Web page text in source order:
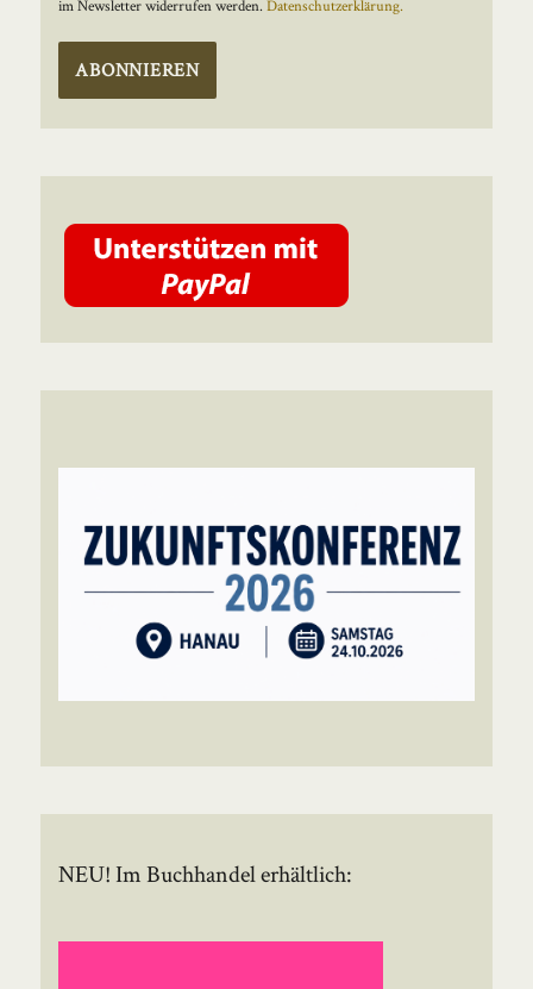
im Newsletter widerrufen werden.Datenschutzerklärung.
NEU! Im Buchhandel erhältlich: